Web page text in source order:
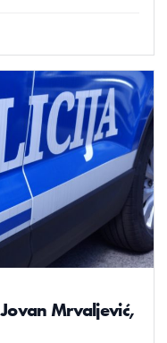
Mrvaljević,